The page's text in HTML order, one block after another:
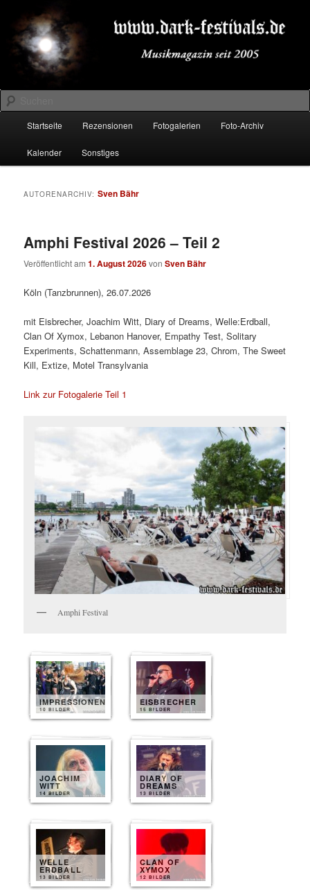
primären
Inhalt
springen
sekundären
Inhalt
springenDARK-FESTIVALS.DE
Suchen
Startseite Rezensionen Fotogalerien Foto-Archiv
Kalender Sonstiges
AUTORENARCHIV:Sven Bähr
Amphi Festival 2026 – Teil 2
Veröffentlicht am1. August 2026vonSven Bähr
Köln (Tanzbrunnen), 26.07.2026
mit Eisbrecher, Joachim Witt, Diary of Dreams, Welle:Erdball,
Clan Of Xymox, Lebanon Hanover, Empathy Test, Solitary
Experiments, Schattenmann, Assemblage 23, Chrom, The Sweet
Kill, Extize, Motel Transylvania
Link zur Fotogalerie Teil 1
Amphi Festival
IMPRESSIONEN
10 BILDER
EISBRECHER
15 BILDER
JOACHIM
WITT
14 BILDER
DIARY OF
DREAMS
13 BILDER
WELLE
ERDBALL
13 BILDER
CLAN OF
XYMOX
12 BILDER